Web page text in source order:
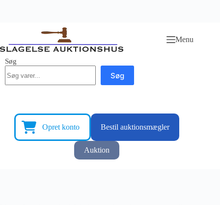
indhold
Menu
Søg
Søg
Opret konto Bestil auktionsmægler
Auktion